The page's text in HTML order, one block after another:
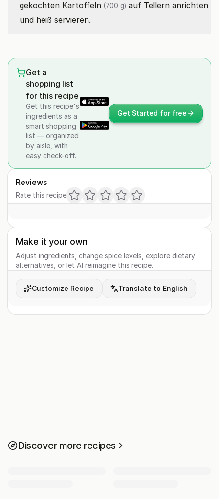
gekochten Kartoffeln (700 g) auf Tellern anrichten
und heiß servieren.
Get a
shopping list
for this recipe
Get this recipe's
ingredients as a
smart shopping
list — organized
by aisle, with
easy check-off.
Get Started for free
Reviews
Rate this recipe
Make it your own
Adjust ingredients, change spice levels, explore dietary
alternatives, or let AI reimagine this recipe.
Customize Recipe Translate to English
Discover more recipes